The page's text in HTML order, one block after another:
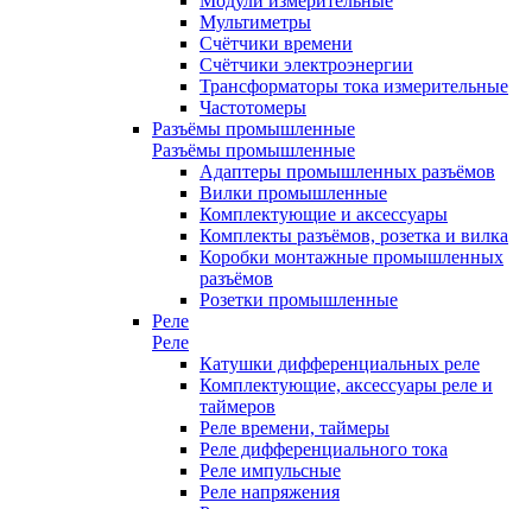
Мультиметры
Счётчики времени
Счётчики электроэнергии
Трансформаторы тока измерительные
Частотомеры
Разъёмы промышленные
Разъёмы промышленные
Адаптеры промышленных разъёмов
Вилки промышленные
Комплектующие и аксессуары
Комплекты разъёмов, розетка и вилка
Коробки монтажные промышленных
разъёмов
Розетки промышленные
Реле
Реле
Катушки дифференциальных реле
Комплектующие, аксессуары реле и
таймеров
Реле времени, таймеры
Реле дифференциального тока
Реле импульсные
Реле напряжения